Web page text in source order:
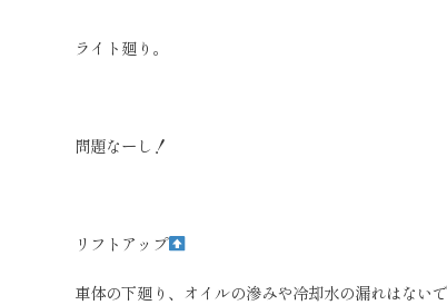
ライト廻り。
問題なーし！
リフトアップ
車体の下廻り、オイルの滲みや冷却水の漏れはない